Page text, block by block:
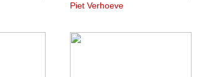
Piet Verhoeve